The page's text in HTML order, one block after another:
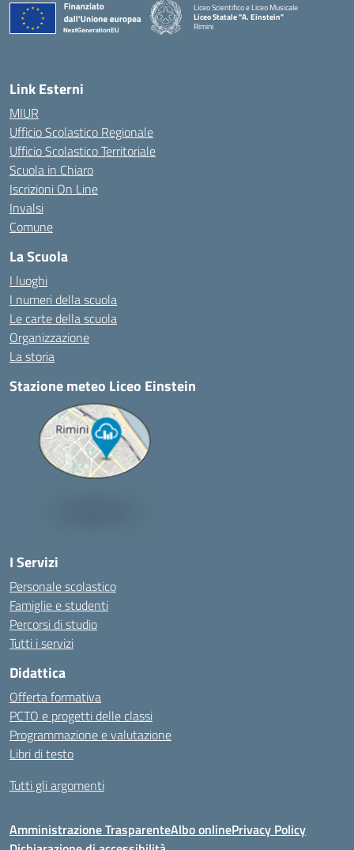
Liceo Scientifico e Liceo Musicale
Liceo Statale "A. Einstein"
Rimini
Link Esterni
MIUR
Ufficio Scolastico Regionale
Ufficio Scolastico Territoriale
Scuola in Chiaro
Iscrizioni On Line
Invalsi
Comune
La Scuola
I luoghi
I numeri della scuola
Le carte della scuola
Organizzazione
La storia
Stazione meteo Liceo Einstein
I Servizi
Personale scolastico
Famiglie e studenti
Percorsi di studio
Tutti i servizi
Didattica
Offerta formativa
PCTO e progetti delle classi
Programmazione e valutazione
Libri di testo
Tutti gli argomenti
Amministrazione TrasparenteAlbo onlinePrivacy Policy